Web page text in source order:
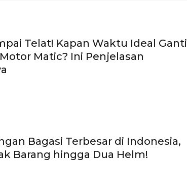
Telat! Kapan Waktu Ideal Ganti
Matic? Ini Penjelasan
Bagasi Terbesar di Indonesia,
Barang hingga Dua Helm!